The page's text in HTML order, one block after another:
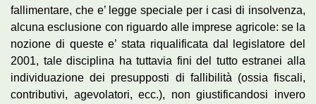
fallimentare, che e’ legge speciale per i casi di insolvenza,
alcuna esclusione con riguardo alle imprese agricole: se la
nozione di queste e’ stata riqualificata dal legislatore del
2001, tale disciplina ha tuttavia fini del tutto estranei alla
individuazione dei presupposti di fallibilità (ossia fiscali,
contributivi, agevolatori, ecc.), non giustificandosi invero